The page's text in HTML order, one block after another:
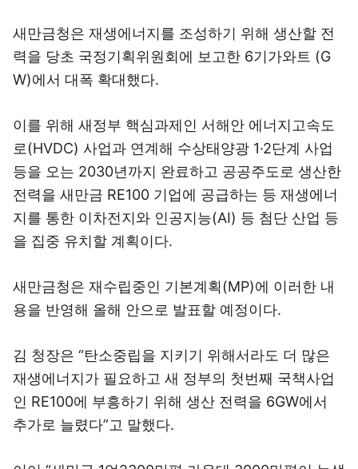
새만금청은 재생에너지를 조성하기 위해 생산할 전
력을 당초 국정기획위원회에 보고한 6기가와트 (G
W)에서 대폭 확대했다.
이를 위해 새정부 핵심과제인 서해안 에너지고속도
로(HVDC) 사업과 연계해 수상태양광 1·2단계 사업
등을 오는 2030년까지 완료하고 공공주도로 생산한
전력을 새만금 RE100 기업에 공급하는 등 재생에너
지를 통한 이차전지와 인공지능(AI) 등 첨단 산업 등
을 집중 유치할 계획이다.
새만금청은 재수립중인 기본계획(MP)에 이러한 내
용을 반영해 올해 안으로 발표할 예정이다.
김 청장은 “탄소중립을 지키기 위해서라도 더 많은
재생에너지가 필요하고 새 정부의 첫번째 국책사업
인 RE100에 부흥하기 위해 생산 전력을 6GW에서
추가로 늘렸다”고 말했다.